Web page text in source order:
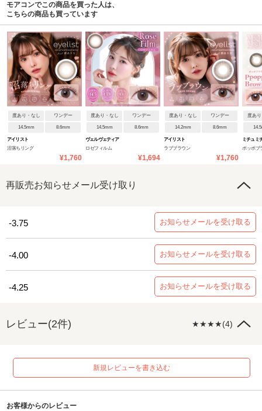
モアコンでこの商品を買った人は、
こちらの商品も買っています
度あり・なし ワンデー
14.5mm 8.6mm
アイリスト
沼落ちリング
¥1,760
度あり・なし ワンデー
14.5mm 8.6mm
ヴェルヴェティア
ロゼフィルム
¥1,694
度あり・なし ワンデー
14.2mm 8.6mm
アイリスト
ラブブラウン
¥1,760
度あ
ミチュミ
ポッポブ
再販売お知らせメール受け取り
-3.75 お知らせメールを受け取る
-4.00 お知らせメールを受け取る
-4.25 お知らせメールを受け取る
レビュー(2件) ★★★★(4)
新規レビューを書き込む
お客様からのレビュー